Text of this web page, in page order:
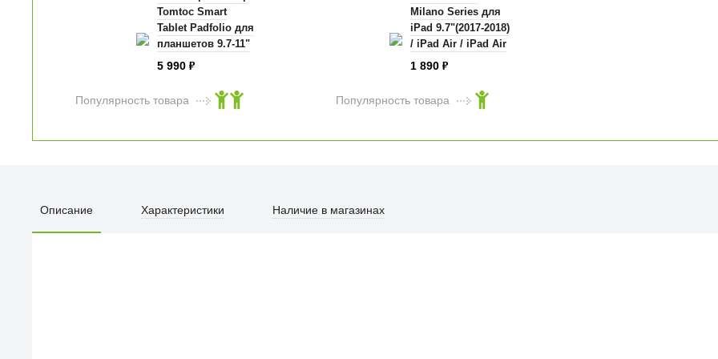
Tomtoc Smart
Tablet Padfolio для
планшетов 9.7-11"
чёрный (A06-
5 990₽
Популярность товара
Milano Series для
iPad 9.7"(2017-2018)
/ iPad Air / iPad Air
2 розовый песок
1 890 ₽
Популярность товара
Описание Характеристики Наличие в магазинах